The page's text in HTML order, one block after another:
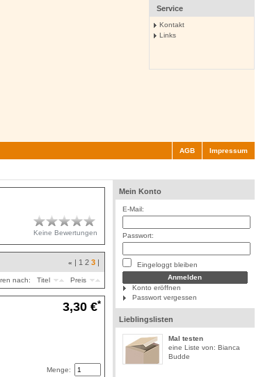
Service
Kontakt
Links
AGB Impressum
Mein Konto
E-Mail:
Passwort:
Eingeloggt bleiben
Konto eröffnen
Passwort vergessen
Lieblingslisten
Mal testen
eine Liste von: Bianca
Budde
Keine Bewertungen
« | 1 2 3 |
nach: Titel Preis
3,30 €*
Menge: